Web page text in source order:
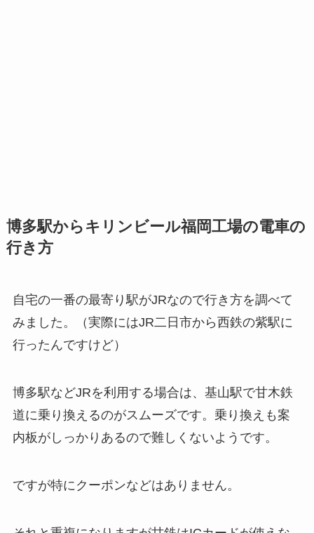
博多駅からキリンビール福岡工場の電車の
行き方
自宅の一番の最寄り駅がJRなので行き方を調べて
みました。（実際にはJR二日市から西鉄の紫駅に
行ったんですけど）
博多駅などJRを利用する場合は、基山駅で甘木鉄
道に乗り換えるのがスムーズです。乗り換えも案
内板がしっかりあるので難しくないようです。
ですが特にクーポンなどはありません。